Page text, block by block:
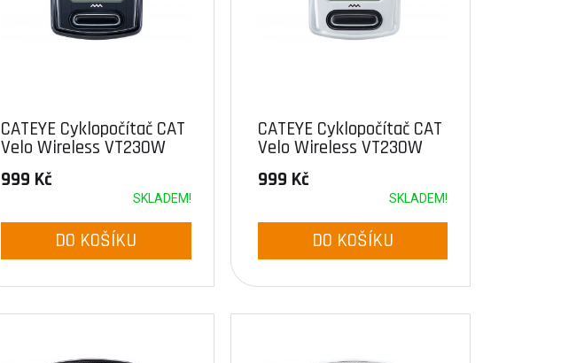
CATEYE Cyklopočítač CAT
Velo Wireless VT230W
(černá)
999 Kč
SKLADEM!
DO KOŠÍKU
CATEYE Cyklopočítač CAT
Velo Wireless VT230W
999 Kč
SKLADEM!
DO KOŠÍKU